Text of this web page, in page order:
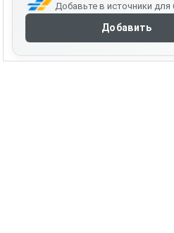
Добавьте в источники для
Добавить